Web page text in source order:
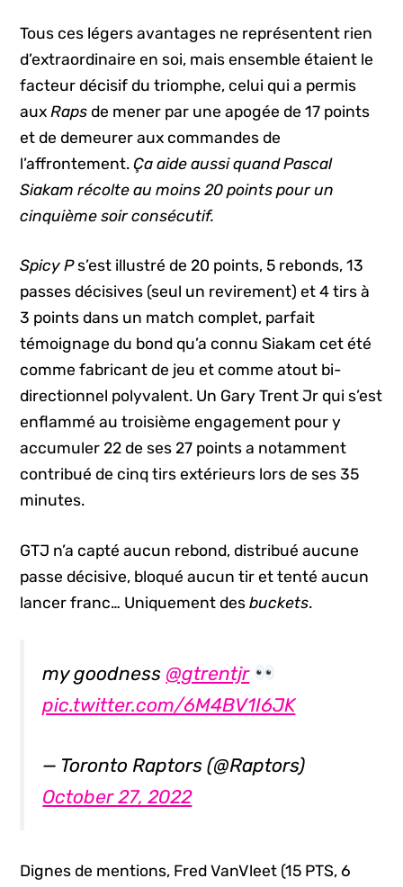
Tous ces légers avantages ne représentent rien
d’extraordinaire en soi, mais ensemble étaient le
facteur décisif du triomphe, celui qui a permis
aux Rapsde mener par une apogée de 17 points
et de demeurer aux commandes de
l’affrontement.Ça aide aussi quand Pascal
Siakam récolte au moins 20 points pour un
cinquième soir consécutif.
Spicy Ps’est illustré de 20 points, 5 rebonds, 13
passes décisives (seul un revirement) et 4 tirs à
3 points dans un match complet, parfait
témoignage du bond qu’a connu Siakam cet été
comme fabricant de jeu et comme atout bi-
directionnel polyvalent. Un Gary Trent Jr qui s’est
enflammé au troisième engagement pour y
accumuler 22 de ses 27 points a notamment
contribué de cinq tirs extérieurs lors de ses 35
minutes.
GTJ n’a capté aucun rebond, distribué aucune
passe décisive, bloqué aucun tir et tenté aucun
lancer franc… Uniquement desbuckets.
my goodness @gtrentjr
pic.twitter.com/6M4BV1I6JK
— Toronto Raptors (@Raptors)
October 27, 2022
Dignes de mentions, Fred VanVleet (15 PTS, 6